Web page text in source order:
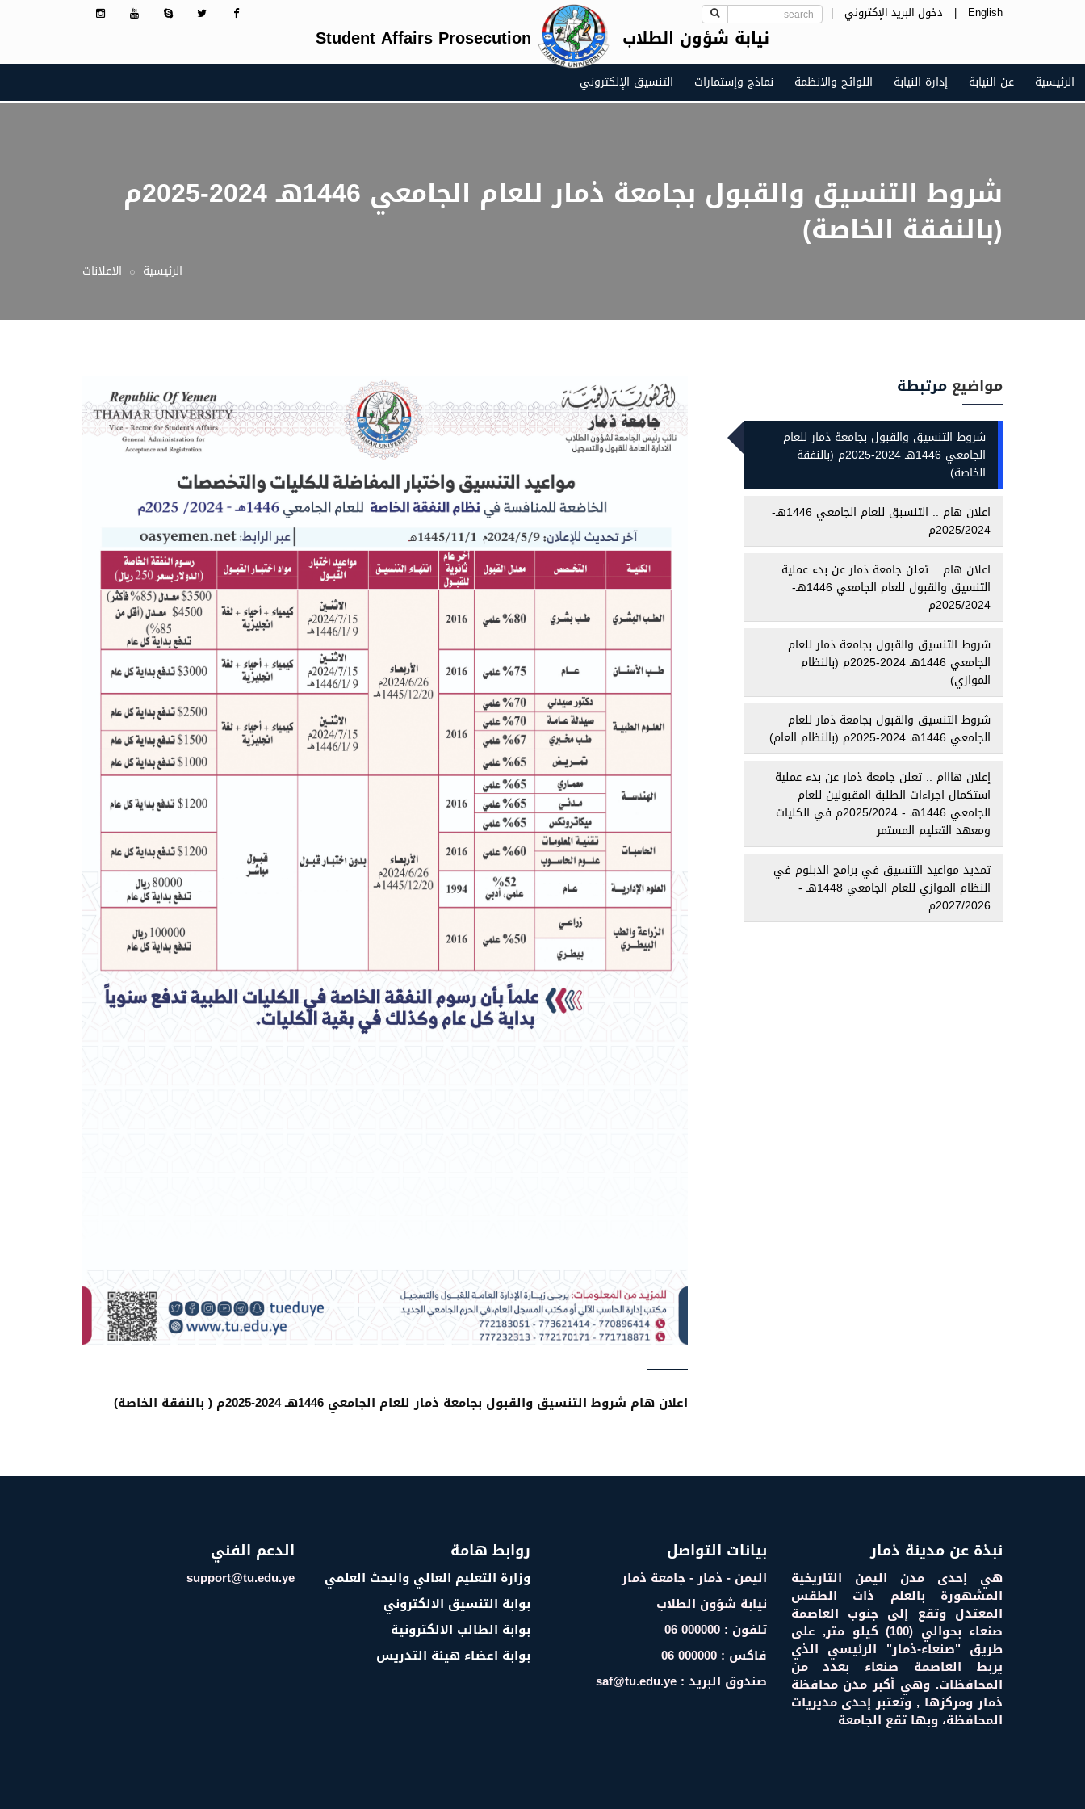
English
| دخول البريد الإكتروني |
نيابة شؤون الطلاب Student Affairs Prosecution
الرئيسية عن النيابة إدارة النيابة اللوائح والانظمة نماذج وإستمارات التنسيق الإلكتروني
شروط التنسيق والقبول بجامعة ذمار للعام الجامعي 1446هـ 2024-2025م
(بالنفقة الخاصة)
الرئيسية الاعلانات
اعلان هام شروط التنسيق والقبول بجامعة ذمار للعام الجامعي 1446هـ 2024-2025م ( بالنفقة الخاصة)
مواضيع مرتبطة
شروط التنسيق والقبول بجامعة ذمار للعام
الجامعي 1446هـ 2024-2025م (بالنفقة
الخاصة)
اعلان هام .. التنسبق للعام الجامعي 1446هـ-
2025/2024م
اعلان هام .. تعلن جامعة ذمار عن بدء عملية
التنسيق والقبول للعام الجامعي 1446هـ-
2025/2024م
شروط التنسيق والقبول بجامعة ذمار للعام
الجامعي 1446هـ 2024-2025م (بالنظام
الموازي)
شروط التنسيق والقبول بجامعة ذمار للعام
الجامعي 1446هـ 2024-2025م (بالنظام العام)
إعلان هااام .. تعلن جامعة ذمار عن بدء عملية
استكمال اجراءات الطلبة المقبولين للعام
الجامعي 1446هـ - 2025/2024م في الكليات
ومعهد التعليم المستمر
تمديد مواعيد التنسيق في برامج الدبلوم في
النظام الموازي للعام الجامعي 1448هـ -
2027/2026م
نبذة عن مدينة ذمار
هي إحدى مدن اليمن التاريخية
المشهورة بالعلم ذات الطقس
المعتدل وتقع إلى جنوب العاصمة
صنعاء بحوالي (100) كيلو متر, على
طريق "صنعاء-ذمار" الرئيسي الذي
يربط العاصمة صنعاء بعدد من
المحافظات. وهي أكبر مدن محافظة
ذمار ومركزها , وتعتبر إحدى مديريات
المحافظة، وبها تقع الجامعة
بيانات التواصل
اليمن - ذمار - جامعة ذمار
نيابة شؤون الطلاب
تلفون : 000000 06
فاكس : 000000 06
صندوق البريد : saf@tu.edu.ye
روابط هامة
وزارة التعليم العالي والبحث العلمي
بوابة التنسيق الالكتروني
بوابة الطالب الالكترونية
بوابة اعضاء هيئة التدريس
الدعم الفني
support@tu.edu.ye